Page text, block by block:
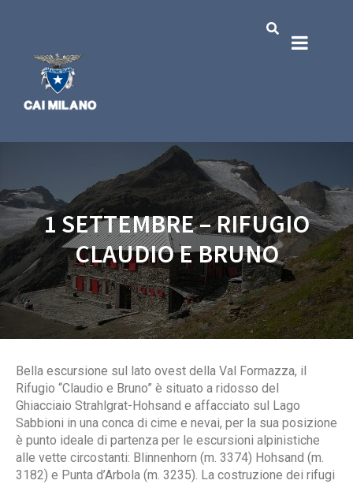
1 SETTEMBRE – RIFUGIO
CLAUDIO E BRUNO
Bella escursione sul lato ovest della Val Formazza, il
Rifugio “Claudio e Bruno” è situato a ridosso del
Ghiacciaio Strahlgrat-Hohsand e affacciato sul Lago
Sabbioni in una conca di cime e nevai, per la sua posizione
è punto ideale di partenza per le escursioni alpinistiche
alle vette circostanti: Blinnenhorn (m. 3374) Hohsand (m.
3182) e Punta d’Arbola (m. 3235). La costruzione dei rifugi